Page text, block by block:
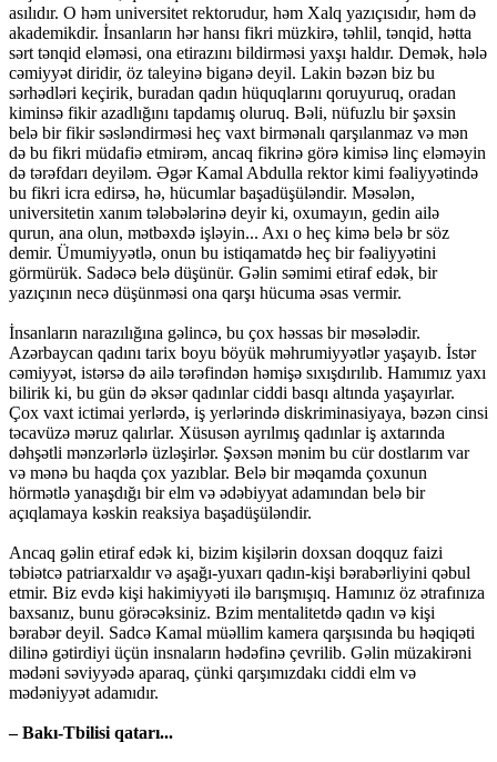
asılıdır. O həm universitet rektorudur, həm Xalq yazıçısıdır, həm də
akademikdir. İnsanların hər hansı fikri müzkirə, təhlil, tənqid, hətta
sərt tənqid eləməsi, ona etirazını bildirməsi yaxşı haldır. Demək, hələ
cəmiyyət diridir, öz taleyinə biganə deyil. Lakin bəzən biz bu
sərhədləri keçirik, buradan qadın hüquqlarını qoruyuruq, oradan
kiminsə fikir azadlığını tapdamış oluruq. Bəli, nüfuzlu bir şəxsin
belə bir fikir səsləndirməsi heç vaxt birmənalı qarşılanmaz və mən
də bu fikri müdafiə etmirəm, ancaq fikrinə görə kimisə linç eləməyin
də tərəfdarı deyiləm. Əgər Kamal Abdulla rektor kimi fəaliyyətində
bu fikri icra edirsə, hə, hücumlar başadüşüləndir. Məsələn,
universitetin xanım tələbələrinə deyir ki, oxumayın, gedin ailə
qurun, ana olun, mətbəxdə işləyin... Axı o heç kimə belə br söz
demir. Ümumiyyətlə, onun bu istiqamatdə heç bir fəaliyyətini
görmürük. Sadəcə belə düşünür. Gəlin səmimi etiraf edək, bir
yazıçının necə düşünməsi ona qarşı hücuma əsas vermir.
İnsanların narazılığına gəlincə, bu çox həssas bir məsələdir.
Azərbaycan qadını tarix boyu böyük məhrumiyyətlər yaşayıb. İstər
cəmiyyət, istərsə də ailə tərəfindən həmişə sıxışdırılıb. Hamımız yaxı
bilirik ki, bu gün də əksər qadınlar ciddi basqı altında yaşayırlar.
Çox vaxt ictimai yerlərdə, iş yerlərində diskriminasiyaya, bəzən cinsi
təcavüzə məruz qalırlar. Xüsusən ayrılmış qadınlar iş axtarında
dəhşətli mənzərlərlə üzləşirlər. Şəxsən mənim bu cür dostlarım var
və mənə bu haqda çox yazıblar. Belə bir məqamda çoxunun
hörmətlə yanaşdığı bir elm və ədəbiyyat adamından belə bir
açıqlamaya kəskin reaksiya başadüşüləndir.
Ancaq gəlin etiraf edək ki, bizim kişilərin doxsan doqquz faizi
təbiətcə patriarxaldır və aşağı-yuxarı qadın-kişi bərabərliyini qəbul
etmir. Biz evdə kişi hakimiyyəti ilə barışmışıq. Hamınız öz ətrafınıza
baxsanız, bunu görəcəksiniz. Bzim mentalitetdə qadın və kişi
bərabər deyil. Sadcə Kamal müəllim kamera qarşısında bu həqiqəti
dilinə gətirdiyi üçün insnaların hədəfinə çevrilib. Gəlin müzakirəni
mədəni səviyyədə aparaq, çünki qarşımızdakı ciddi elm və
mədəniyyət adamıdır.
– Bakı-Tbilisi qatarı...